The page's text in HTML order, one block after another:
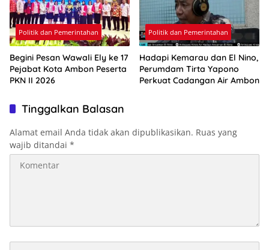
Politik dan Pemerintahan
Begini Pesan Wawali Ely ke 17
Pejabat Kota Ambon Peserta
PKN II 2026
Politik dan Pemerintahan
Hadapi Kemarau dan El Nino,
Perumdam Tirta Yapono
Perkuat Cadangan Air Ambon
Tinggalkan Balasan
Alamat email Anda tidak akan dipublikasikan. Ruas yang
wajib ditandai *